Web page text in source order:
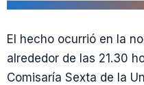
El hecho ocurrió en la
alrededor de las 21.30
Comisaría Sexta de la